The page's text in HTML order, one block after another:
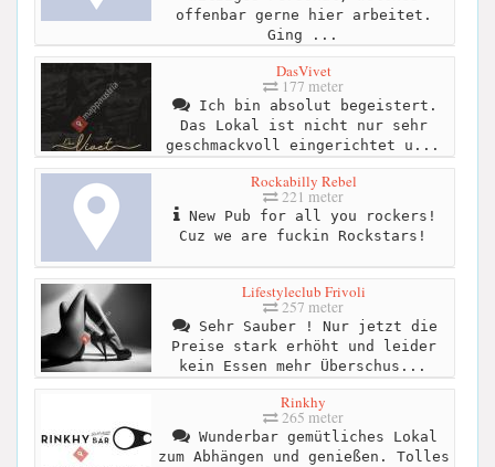
offenbar gerne hier arbeitet.
Ging ...
DasVivet
177 meter
Ich bin absolut begeistert.
Das Lokal ist nicht nur sehr
geschmackvoll eingerichtet u...
Rockabilly Rebel
221 meter
New Pub for all you rockers!
Cuz we are fuckin Rockstars!
Lifestyleclub Frivoli
257 meter
Sehr Sauber ! Nur jetzt die
Preise stark erhöht und leider
kein Essen mehr Überschus...
Rinkhy
265 meter
Wunderbar gemütliches Lokal
zum Abhängen und genießen. Tolles